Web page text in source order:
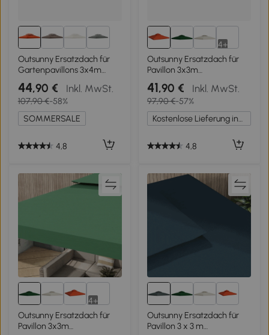
4+
Outsunny Ersatzdach für
Gartenpavillons 3x4m
Polyester Kaffee
44,90 € Inkl. MwSt.
107,90 €-58%
SOMMERSALE
4,8
4+
Outsunny Ersatzdach für
Pavillon 3x3m
wasserabweisend
Pavillondach für
Metallpavillon Pavillon
Ersatzdach Gartenpavillon
Partyzelt Gartenzelt
41,90 € Inkl. MwSt.
97,90 €-57%
Kostenlose Lieferung innerhalb Deutschlands
4,8
4+
Outsunny Ersatzdach für
Pavillon 3x3m
4+
Outsunny Ersatzdach für
Pavillon 3 x 3 m